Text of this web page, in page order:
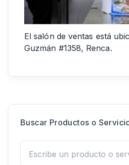
El salón de ventas está
Guzmán #1358, Renca.
Buscar Productos o